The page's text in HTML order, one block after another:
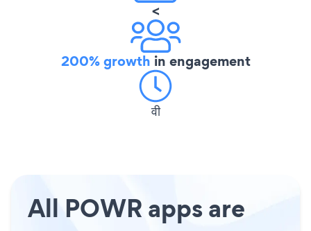
<
200% growth in engagement
वी
All POWR apps are